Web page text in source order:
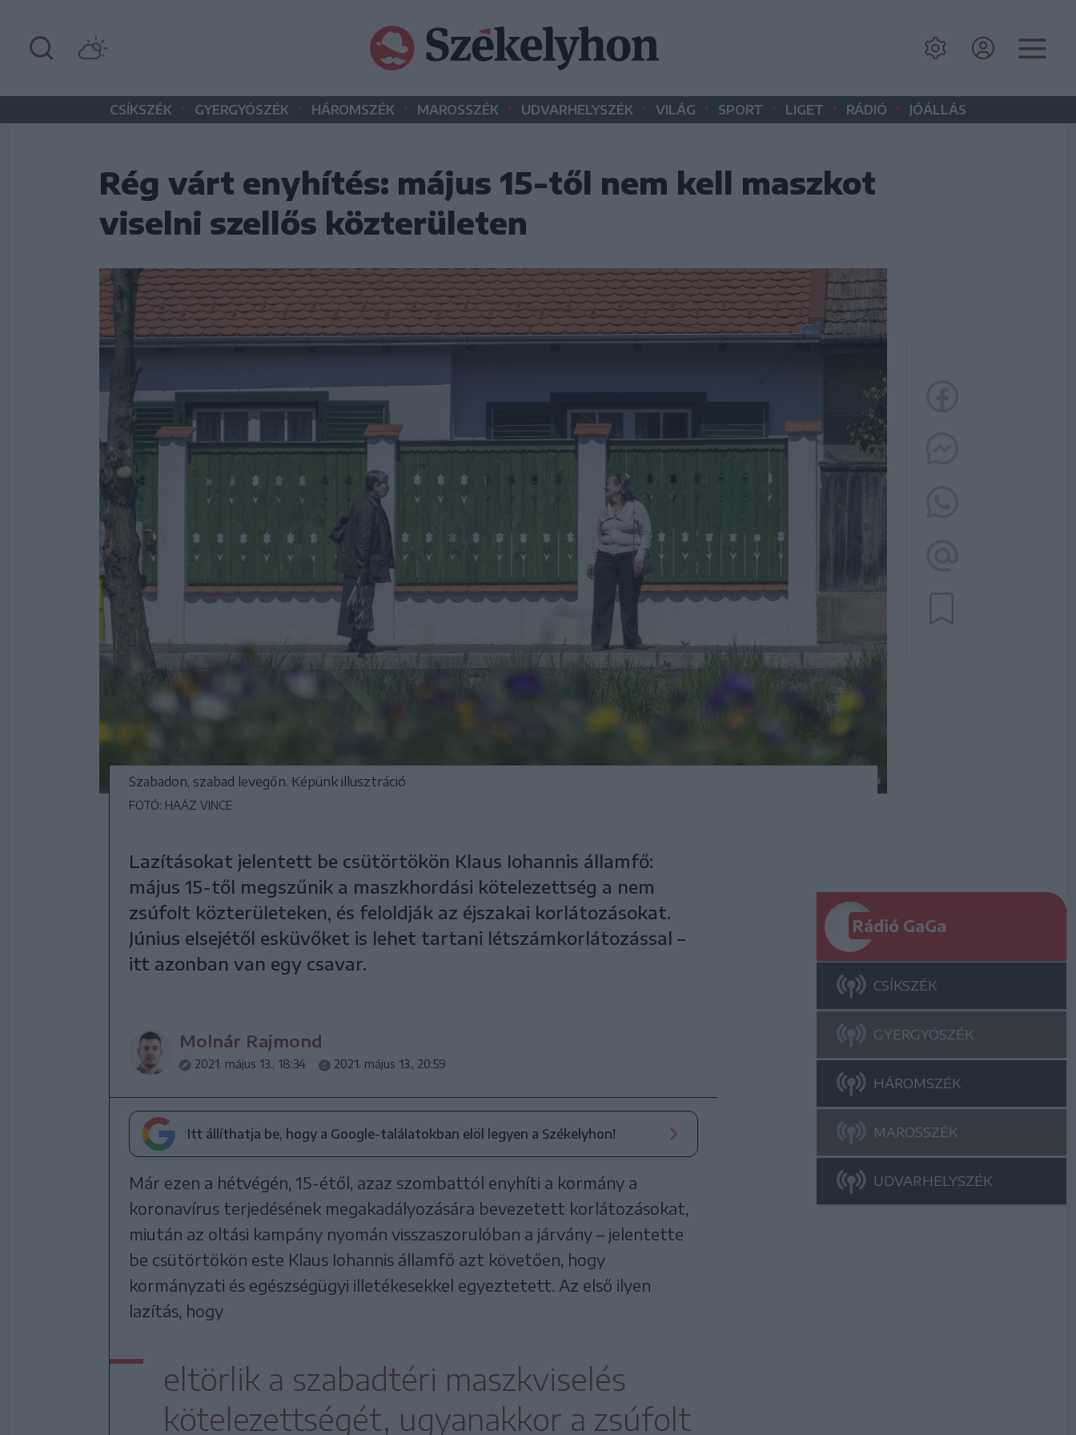
CSÍKSZÉK • GYERGYÓSZÉK • HÁROMSZÉK • MAROSSZÉK • UDVARHELYSZÉK • VILÁG • SPORT • LIGET • RÁDIÓ • JÓÁLLÁS
Rég várt enyhítés: május 15-től nem kell maszkot
viselni szellős közterületen
Szabadon, szabad levegőn. Képünk illusztráció
FOTÓ: HAÁZ VINCE
Lazításokat jelentett be csütörtökön Klaus Iohannis államfő:
május 15-től megszűnik a maszkhordási kötelezettség a nem
zsúfolt közterületeken, és feloldják az éjszakai korlátozásokat.
Június elsejétől esküvőket is lehet tartani létszámkorlátozással –
itt azonban van egy csavar.
Molnár Rajmond
2021. május 13., 18:34 2021. május 13., 20:59
Itt állíthatja be, hogy a Google-találatokban elöl legyen a Székelyhon!
Már ezen a hétvégén, 15-étől, azaz szombattól enyhíti a kormány a
koronavírus terjedésének megakadályozására bevezetett korlátozásokat,
miután az oltási kampány nyomán visszaszorulóban a járvány – jelentette
be csütörtökön este Klaus Iohannis államfő azt követően, hogy
kormányzati és egészségügyi illetékesekkel egyeztetett. Az első ilyen
lazítás, hogy
eltörlik a szabadtéri maszkviselés
kötelezettségét, ugyanakkor a zsúfolt
Rádió GaGa
CSÍKSZÉK
GYERGYÓSZÉK
HÁROMSZÉK
MAROSSZÉK
UDVARHELYSZÉK